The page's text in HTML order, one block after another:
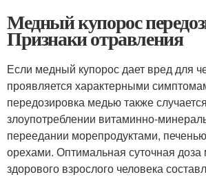
Медный купорос
Признаки отравления
Если медный купорос дает вред для
проявляется характерными
передозировка медью также
злоупотреблении витаминно-
переедании морепродуктами,
орехами. Оптимальная суточная доза
здорового взрослого человека